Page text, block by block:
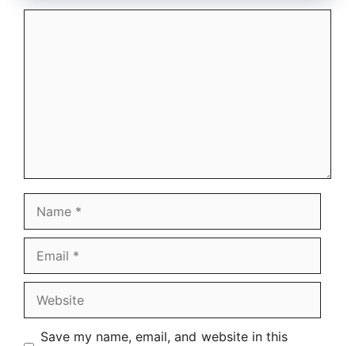
Name
Email
Website
Save my name, email, and website in this